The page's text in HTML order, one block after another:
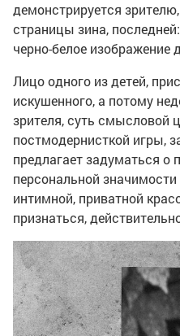
демонстрируется
страницы зина,
черно-белое
Лицо одного из детей,
искушенного, а потому
зрителя, суть смысловой
постмодернисткой игры,
предлагает задуматься о
персональной
интимной, приватной
признаться,